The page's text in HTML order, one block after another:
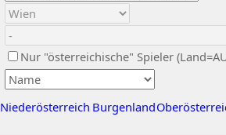
Nur "österreichische" Spieler
Niederösterreich Burgenland